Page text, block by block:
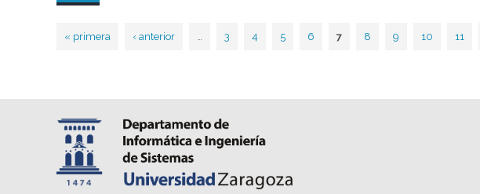
Páginas
« primera ‹ anterior 3 4 5 6 7 8 9 10 11